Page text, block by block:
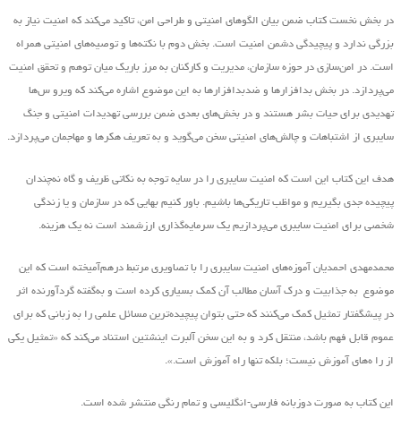
در بخش نخست کتاب ضمن بیان الگوهای امنیتی و طراحی امن، تاکید می‌کند که امنیت نیاز به
بزرگی ندارد و پیچیدگی دشمن امنیت است. بخش دوم با نکته‌ها و توصیه‌های امنیتی همراه
است. در امن‌سازی در حوزه‌ سازمان، مدیریت و کارکنان به مرز باریک میان توهم و تحقق امنیت
می‌پردازد. در بخش بدافزارها و ضدبدافزارها به این موضوع اشاره می‌کند که ویرو س‌ها
تهدیدی برای حیات بشر هستند و در بخش‌های بعدی ضمن بررسی تهدیدات امنیتی و جنگ
سایبری از اشتباهات و چالش‌های امنیتی سخن می‌گوید و به تعریف هکرها و مهاجمان می‌پردازد.
هدف این کتاب این است که امنیت سایبری را در سایه توجه به نکاتی ظریف و گاه نه‌چندان
پیچیده جدی بگیریم و مواظب تاریکی‌ها باشیم. باور کنیم بهایی که در سازمان و یا زندگی
شخصی برای امنیت سایبری می‌پردازیم یک سرمایه‌گذاری ارزشمند است نه یک هزینه.
محمدمهدی احمدیان آموزه‌های امنیت سایبری را با تصاویری مرتبط درهم‌آمیخته است که این
موضوع به جذابیت و درک آسان مطالب آن کمک بسیاری کرده است و به‌گفته گردآورنده اثر
در پیشگفتار تمثیل کمک می‌کنند که حتی بتوان پیچیده‌ترین مسائل علمی را به زبانی که برای
عموم قابل فهم باشد، منتقل کرد و به این سخن آلبرت اینشتین استناد می‌کند که «تمثیل یکی
از را ه‌های آموزش نیست؛ بلکه تنها راه آموزش است.».
این کتاب به صورت دوزبانه فارسی-انگلیسی و تمام رنگی منتشر شده است.